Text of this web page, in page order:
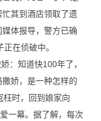
其到酒店领取了遗
体报导，警方已确
在侦破中。
知道快100年了，
娇，是一种怎样的
枉时，回到娘家向
一幕。据了解，每次